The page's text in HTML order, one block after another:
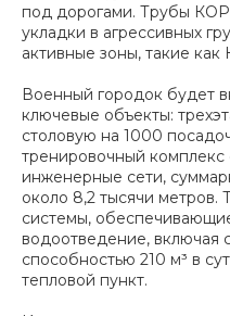
под дорогами. Трубы
укладки в агрессивных
активные зоны, такие как
Военный городок будет
ключевые объекты:
столовую на 1000
тренировочный комплекс
инженерные сети,
около 8,2 тысячи
системы,
водоотведение, включая
способностью 210 м³ в
тепловой пункт.